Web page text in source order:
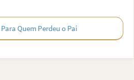
Quem Perdeu o Pai